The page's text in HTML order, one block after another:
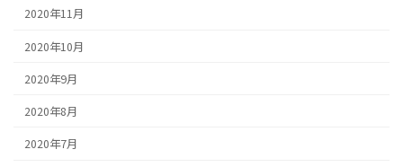
2020年11月
2020年10月
2020年9月
2020年8月
2020年7月